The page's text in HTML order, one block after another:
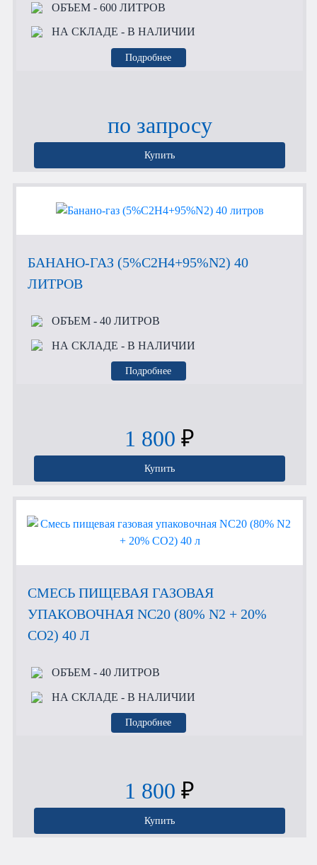
ОБЪЕМ- 600 ЛИТРОВ
НА СКЛАДЕ - В НАЛИЧИИ
Подробнее
по запросу
Купить
БАНАНО-ГАЗ (5%C2H4+95%N2) 40
ЛИТРОВ
ОБЪЕМ- 40 ЛИТРОВ
НА СКЛАДЕ - В НАЛИЧИИ
Подробнее
1 800 ₽
Купить
СМЕСЬ ПИЩЕВАЯ ГАЗОВАЯ
УПАКОВОЧНАЯ NC20 (80% N2 + 20%
CO2) 40 Л
ОБЪЕМ- 40 ЛИТРОВ
НА СКЛАДЕ - В НАЛИЧИИ
Подробнее
1 800 ₽
Купить